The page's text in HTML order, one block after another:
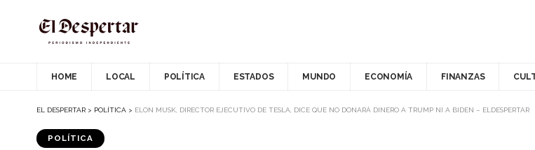
HOME LOCAL POLÍTICA ESTADOS MUNDO ECONOMÍA FINANZAS
EL DESPERTAR > POLÍTICA > ELON MUSK, DIRECTOR EJECUTIVO DE TESLA, DICE QUE NO DONARÁ DINERO A TRUMP NI A BIDEN – ELDESPERTAR
POLÍTICA